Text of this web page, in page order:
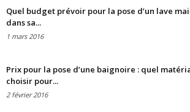
Quel budget prévoir pour la pose d’un lave
dans sa...
1 mars 2016
Prix pour la pose d’une baignoire : quel
choisir pour...
2 février 2016